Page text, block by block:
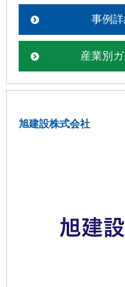
事例
産業別
旭建設株式会社